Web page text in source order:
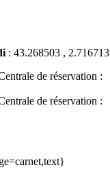
: 43.268503 , 2.716713
de réservation :
de réservation :